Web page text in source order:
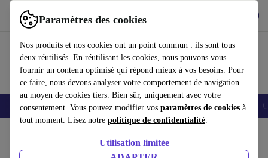
Paramètres des cookies
Nos produits et nos cookies ont un point commun : ils sont tous
deux réutilisés. En réutilisant les cookies, nous pouvons vous
fournir un contenu optimisé qui répond mieux à vos besoins. Pour
ce faire, nous devons analyser votre comportement de navigation
au moyen de cookies tiers. Bien sûr, uniquement avec votre
consentement. Vous pouvez modifier vos paramètres de cookies à
tout moment. Lisez notre politique de confidentialité.
Utilisation limitée
Utilisez refurbed rapidement et facilement
Smartphones Laptops Tablettes Montres connectées Accessoires